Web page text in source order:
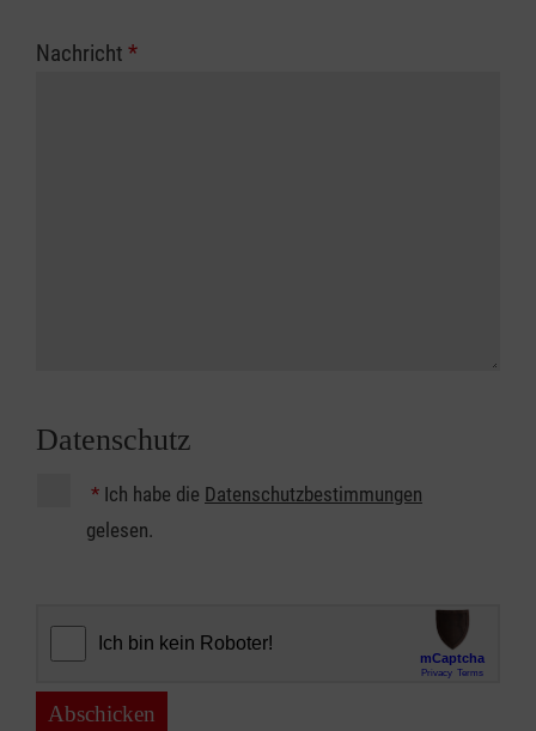
Nachricht *
Datenschutz
* Ich habe die Datenschutzbestimmungen
gelesen.
Abschicken